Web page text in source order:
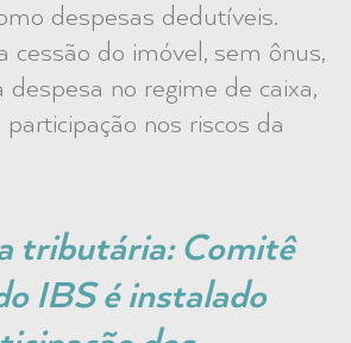
despesas dedutíveis.
cessão do imóvel, sem ônus,
despesa no regime de caixa,
nos riscos da
tributária: Comitê
IBS é instalado